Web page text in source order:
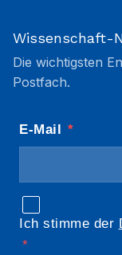
Wissenschaft-
Die wichtigsten
Postfach.